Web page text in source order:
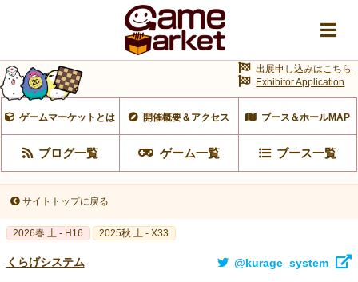
ゲームマーケットとは 開催概要＆アクセス ブース＆ホールMAP
ブログ一覧 ゲーム一覧 ブース一覧
出展申し込みはこちら
Exhibitor Application
サイトトップに戻る
2026春 土 - H16 2025秋 土 - X33
くらげシステム @kurage_system